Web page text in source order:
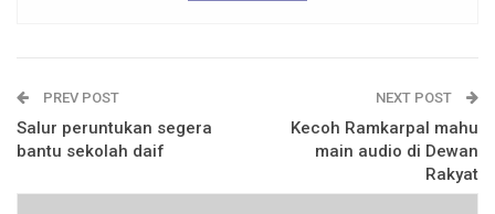
PREV POST
Salur peruntukan segera
bantu sekolah daif
NEXT POST
Kecoh Ramkarpal mahu
main audio di Dewan
Rakyat